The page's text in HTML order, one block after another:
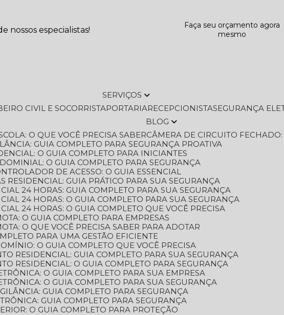
nossos especialistas!
Faça seu orçamento agora
mesmo
SERVIÇOS
CIVIL E SOCORRISTA PORTARIA RECEPCIONISTA SEGURANÇA
BLOG
O QUE VOCÊ PRECISA SABER
CÂMERA DE CIRCUITO
GUIA COMPLETO PARA SEGURANÇA PROATIVA
O GUIA COMPLETO PARA INICIANTES
O GUIA COMPLETO PARA SEGURANÇA
DE ACESSO: O GUIA ESSENCIAL
RESIDENCIAL: GUIA PRÁTICO PARA SUA SEGURANÇA
24 HORAS: GUIA COMPLETO PARA SUA SEGURANÇA
24 HORAS: O GUIA COMPLETO PARA SUA SEGURANÇA
24 HORAS: O GUIA COMPLETO QUE VOCÊ PRECISA
O GUIA COMPLETO PARA EMPRESAS
O QUE VOCÊ PRECISA SABER PARA ADOTAR
PARA UMA GESTÃO EFICIENTE
O GUIA COMPLETO QUE VOCÊ PRECISA
RESIDENCIAL: GUIA COMPLETO PARA SUA SEGURANÇA
RESIDENCIAL: O GUIA COMPLETO PARA SEGURANÇA
O GUIA COMPLETO PARA SUA EMPRESA
O GUIA COMPLETO PARA SUA SEGURANÇA
GUIA COMPLETO PARA SEGURANÇA
GUIA COMPLETO PARA SEGURANÇA
O GUIA COMPLETO PARA PROTEÇÃO